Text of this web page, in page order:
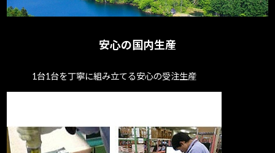
安心の国内生産
1台1台を丁寧に組み立てる安心の受注生産